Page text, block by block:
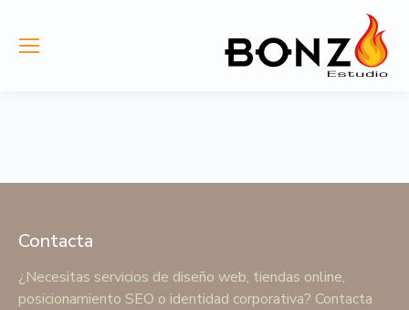
Contacta
¿Necesitas servicios de diseño web, tiendas online,
posicionamiento SEO o identidad corporativa? Contacta